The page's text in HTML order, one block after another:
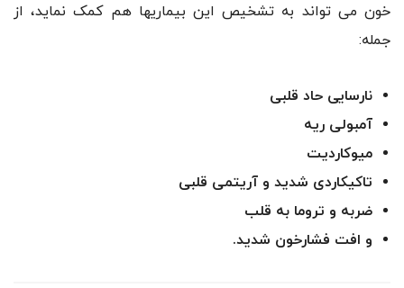
خون می تواند به تشخیص این بیماریها هم کمک نماید، از
جمله:
نارسایی حاد قلبی
آمبولی ریه
میوکاردیت
تاکیکاردی شدید و آریتمی قلبی
ضربه و تروما به قلب
و افت فشارخون شدید.